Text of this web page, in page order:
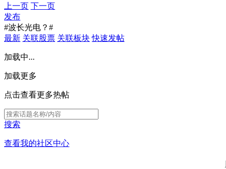
上一页 下一页
发布
#波长光电？#
最新 关联股票 关联板块 快速发帖
加载中...
加载更多
点击查看更多热帖
搜索
查看我的社区中心